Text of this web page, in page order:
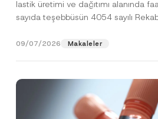
lastik üretimi ve dağıtımı alanında
sayıda teşebbüsün 4054 sayılı
09/07/2026 Makaleler